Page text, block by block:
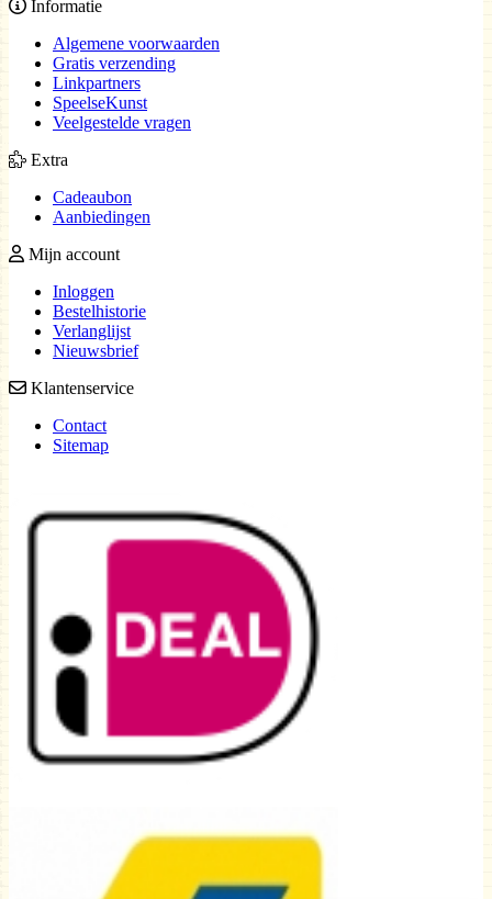
Informatie
Algemene voorwaarden
Gratis verzending
Linkpartners
SpeelseKunst
Veelgestelde vragen
Extra
Cadeaubon
Aanbiedingen
Mijn account
Inloggen
Bestelhistorie
Verlanglijst
Nieuwsbrief
Klantenservice
Contact
Sitemap